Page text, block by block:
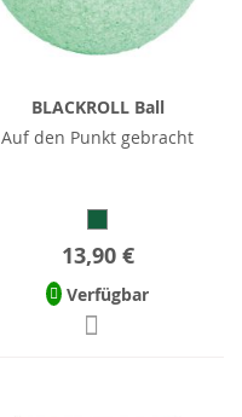
BLACKROLL Ball
Auf den Punkt gebracht
13,90 €
Verfügbar